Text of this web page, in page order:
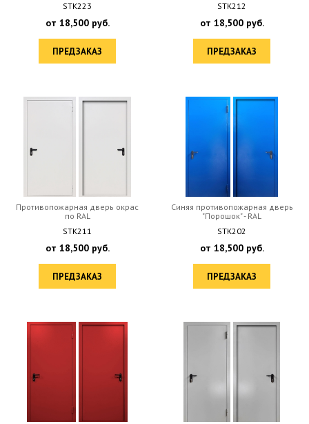
STK223
от 18,500руб.
ПРЕДЗАКАЗ
STK212
от 18,500руб.
ПРЕДЗАКАЗ
Противопожарная дверь окрас
по RAL
STK211
от 18,500руб.
ПРЕДЗАКАЗ
Синяя противопожарная дверь
"Порошок" - RAL
STK202
от 18,500руб.
ПРЕДЗАКАЗ